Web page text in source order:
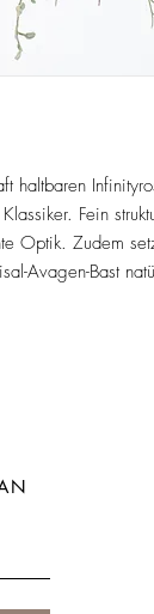
haltbaren
Fein
Optik. Zudem
Avagen-Bast